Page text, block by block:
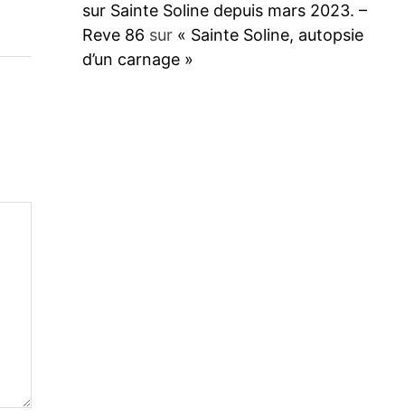
sur Sainte Soline depuis mars 2023. –
Reve 86 sur « Sainte Soline, autopsie
d’un carnage »